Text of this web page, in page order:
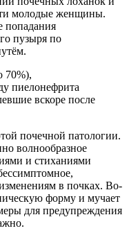
молодые женщины.
попадания
пузыря по
70%),
пиелонефрита
вскоре после
почечной патологии.
волнообразное
и стиханиями
в почках. Во-
форму и мучает
для предупреждения